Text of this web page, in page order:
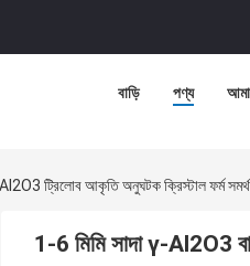
বাড়ি পণ্য
ট্রিলোব আকৃতি অনুঘটক ক্রিস্টাল ফর্ম
1-6 মিমি সাদা γ-Al2O3